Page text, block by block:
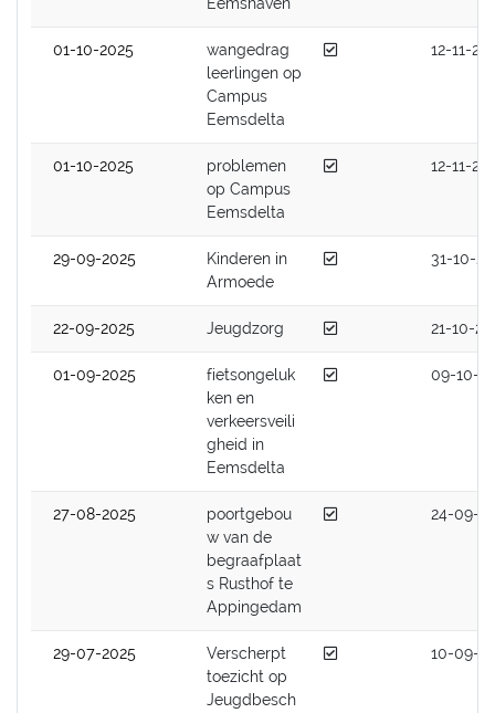
01-10-2025
wangedrag
leerlingen op
Campus
Eemsdelta
Afgedaan 12-11-
01-10-2025
problemen
op Campus
Eemsdelta
Afgedaan 12-11-
29-09-2025
Kinderen in
Armoede
Afgedaan 31-10-
22-09-2025 Jeugdzorg Afgedaan 21-10-
01-09-2025
fietsongeluk
ken en
verkeersveili
gheid in
Eemsdelta
Afgedaan 09-10-
27-08-2025
poortgebou
w van de
begraafplaat
s Rusthof te
Appingedam
Afgedaan 24-09-
29-07-2025
Verscherpt
toezicht op
Jeugdbesch
Afgedaan 10-09-